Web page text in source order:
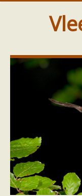
Hulp
Vleermuis
Vanginstructie
Hulp per email
Hulp per
Drenthe
Home
Rosse vleermuis